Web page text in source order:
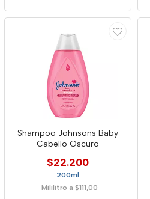
Shampoo Johnsons Baby
Cabello Oscuro
$22.200
200ml
Mililitro a $111,00